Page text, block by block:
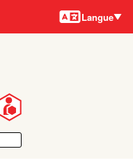
Langues
Langue